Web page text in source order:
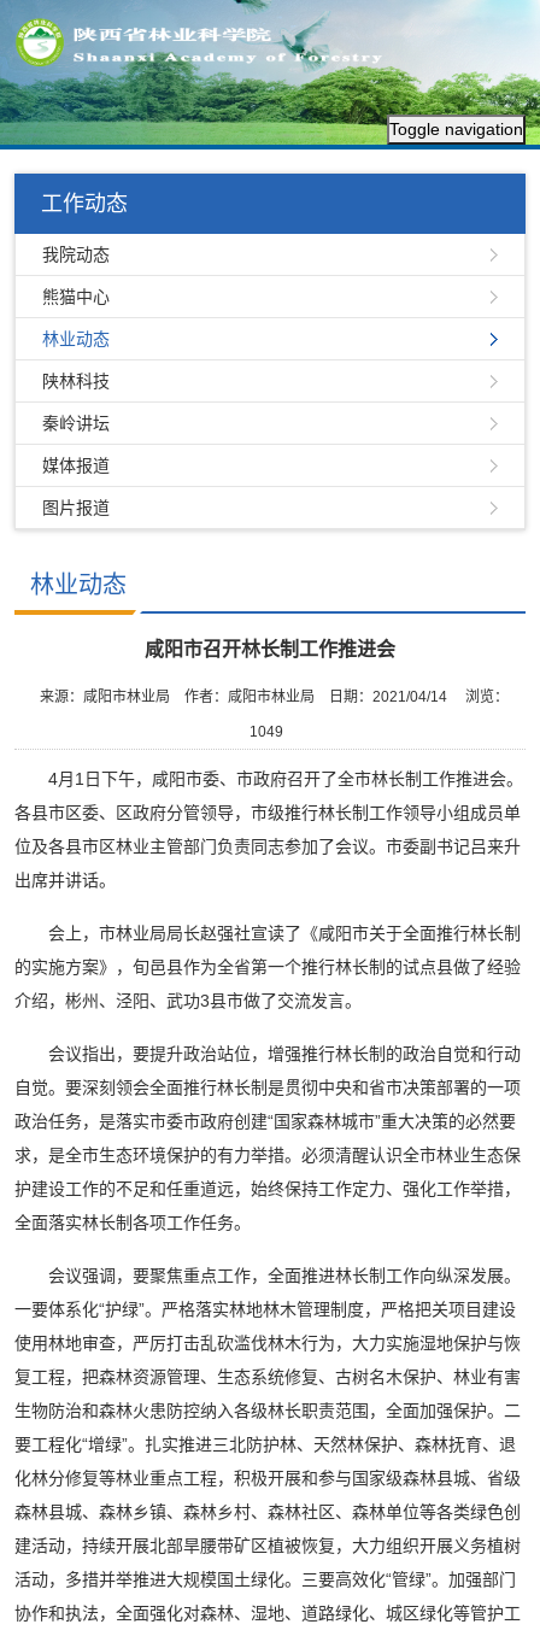
Toggle navigation
工作动态
我院动态
熊猫中心
林业动态
陕林科技
秦岭讲坛
媒体报道
图片报道
林业动态
咸阳市召开林长制工作推进会
来源：咸阳市林业局 作者：咸阳市林业局 日期：2021/04/14 浏览：
1049
4月1日下午，咸阳市委、市政府召开了全市林长制工作推进会。
各县市区委、区政府分管领导，市级推行林长制工作领导小组成员单
位及各县市区林业主管部门负责同志参加了会议。市委副书记吕来升
出席并讲话。
会上，市林业局局长赵强社宣读了《咸阳市关于全面推行林长制
的实施方案》，旬邑县作为全省第一个推行林长制的试点县做了经验
介绍，彬州、泾阳、武功3县市做了交流发言。
会议指出，要提升政治站位，增强推行林长制的政治自觉和行动
自觉。要深刻领会全面推行林长制是贯彻中央和省市决策部署的一项
政治任务，是落实市委市政府创建“国家森林城市”重大决策的必然要
求，是全市生态环境保护的有力举措。必须清醒认识全市林业生态保
护建设工作的不足和任重道远，始终保持工作定力、强化工作举措，
全面落实林长制各项工作任务。
会议强调，要聚焦重点工作，全面推进林长制工作向纵深发展。
一要体系化“护绿”。严格落实林地林木管理制度，严格把关项目建设
使用林地审查，严厉打击乱砍滥伐林木行为，大力实施湿地保护与恢
复工程，把森林资源管理、生态系统修复、古树名木保护、林业有害
生物防治和森林火患防控纳入各级林长职责范围，全面加强保护。二
要工程化“增绿”。扎实推进三北防护林、天然林保护、森林抚育、退
化林分修复等林业重点工程，积极开展和参与国家级森林县城、省级
森林县城、森林乡镇、森林乡村、森林社区、森林单位等各类绿色创
建活动，持续开展北部旱腰带矿区植被恢复，大力组织开展义务植树
活动，多措并举推进大规模国土绿化。三要高效化“管绿”。加强部门
协作和执法，全面强化对森林、湿地、道路绿化、城区绿化等管护工